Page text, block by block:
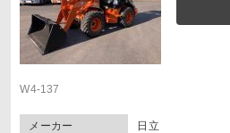
W4-137
メーカー 日立